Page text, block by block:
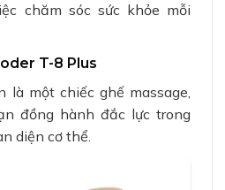
chăm sóc sức khỏe mỗi
T-8 Plus
là một chiếc ghế massage,
đồng hành đắc lực trong
diện cơ thể.